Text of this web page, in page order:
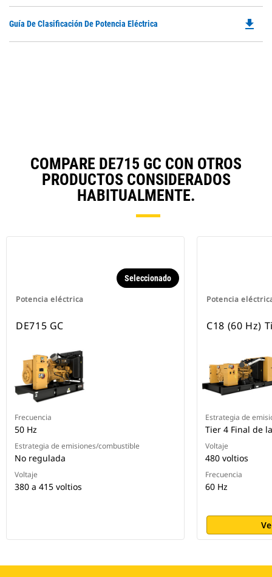
a
Guía De Clasificación De Potencia Eléctrica file_download
COMPARE DE715 GC CON OTROS
PRODUCTOS CONSIDERADOS
HABITUALMENTE.
Potencia eléctrica
Seleccionado
DE715 GC
Frecuencia
50 Hz
Estrategia de emisiones/combustible
No regulada
Voltaje
380 a 415 voltios
Potencia
C18 (60 Hz)
Estrategia de
Tier 4 Final de
Voltaje
480 voltios
Frecuencia
60 Hz